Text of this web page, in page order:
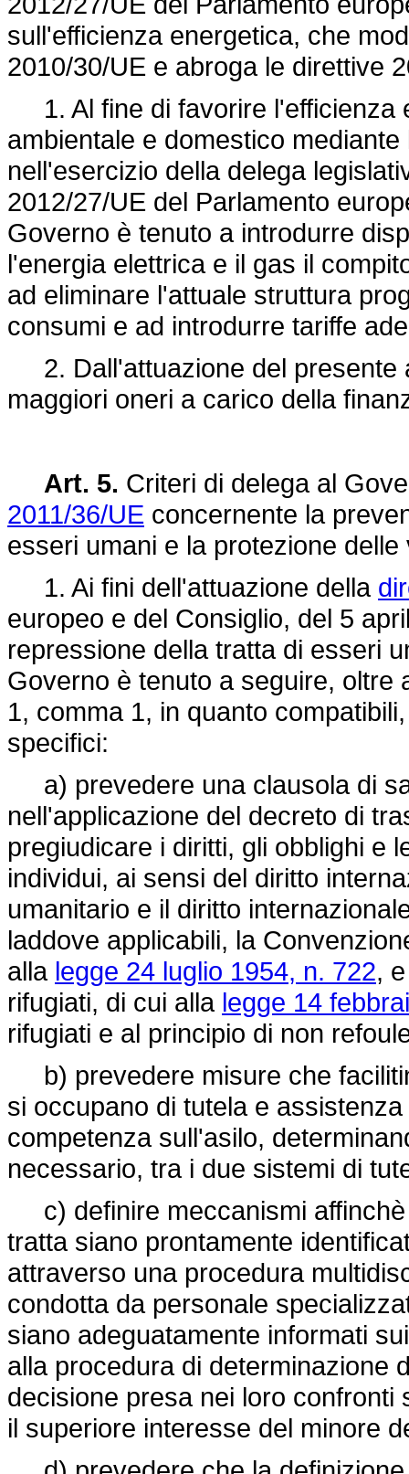
sull'efficienza energetica, che
2010/30/UE e abroga le direttive
1. Al fine di favorire l'efficienza
ambientale e domestico
nell'esercizio della delega
2012/27/UE del Parlamento
Governo è tenuto a introdurre
l'energia elettrica e il gas il
ad eliminare l'attuale struttura
consumi e ad introdurre tariffe
2. Dall'attuazione del presente
maggiori oneri a carico della
Art. 5. Criteri di delega al
2011/36/UE concernente la
esseri umani e la protezione delle
1. Ai fini dell'attuazione della
europeo e del Consiglio, del 5
repressione della tratta di esseri
Governo è tenuto a seguire, oltre
1, comma 1, in quanto
specifici:
a) prevedere una clausola di
nell'applicazione del decreto di
pregiudicare i diritti, gli obblighi e
individui, ai sensi del diritto
umanitario e il diritto
laddove applicabili, la
alla legge 24 luglio 1954, n. 722,
rifugiati, di cui alla legge 14
rifugiati e al principio di non
b) prevedere misure che
si occupano di tutela e
competenza sull'asilo,
necessario, tra i due sistemi di
c) definire meccanismi affinchè
tratta siano prontamente
attraverso una procedura
condotta da personale
siano adeguatamente informati
alla procedura di determinazione
decisione presa nei loro
il superiore interesse del minore